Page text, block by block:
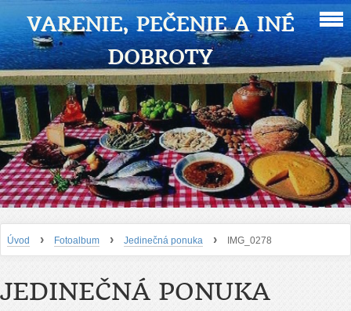
VARENIE, PEČENIE A INÉ
DOBROTY
Úvod › Fotoalbum › Jedinečná ponuka › IMG_0278
JEDINEČNÁ PONUKA